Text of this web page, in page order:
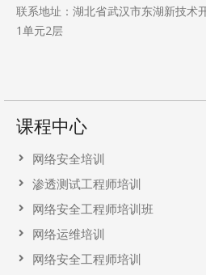
联系地址：湖北省武汉市东湖新技术
1单元2层
课程中心
网络安全培训
渗透测试工程师培训
网络安全工程师培训班
网络运维培训
网络安全工程师培训